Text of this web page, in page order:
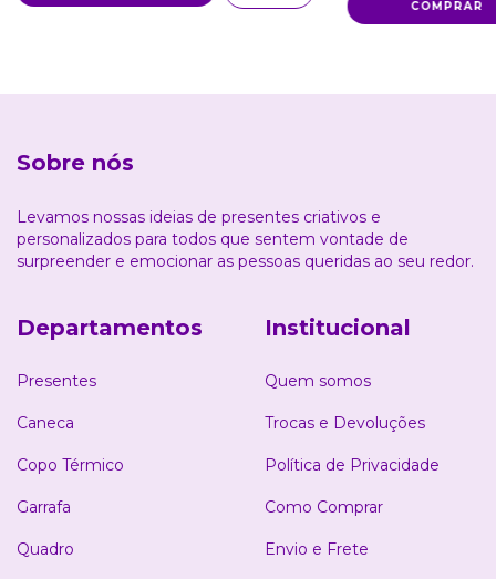
Sobre nós
Levamos nossas ideias de presentes criativos e
personalizados para todos que sentem vontade de
surpreender e emocionar as pessoas queridas ao seu redor.
Departamentos
Presentes
Caneca
Copo Térmico
Garrafa
Quadro
Institucional
Quem somos
Trocas e Devoluções
Política de Privacidade
Como Comprar
Envio e Frete